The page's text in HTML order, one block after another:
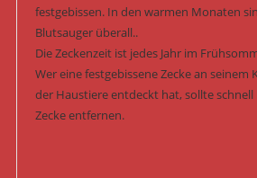
festgebissen. In den warmen Monaten
Blutsauger überall..
Die Zeckenzeit ist jedes Jahr im
Wer eine festgebissene Zecke an seinem
der Haustiere entdeckt hat, sollte
Zecke entfernen.